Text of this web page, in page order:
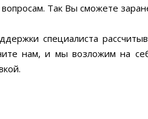
Так Вы сможете
специалиста
нам, и мы возложим на